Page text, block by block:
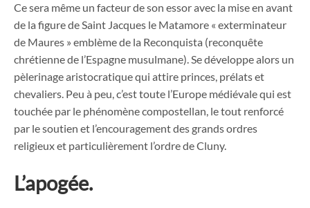
Ce sera même un facteur de son essor avec la mise en avant
de la figure de Saint Jacques le Matamore « exterminateur
de Maures » emblème de la Reconquista (reconquête
chrétienne de l’Espagne musulmane). Se développe alors un
pèlerinage aristocratique qui attire princes, prélats et
chevaliers. Peu à peu, c’est toute l’Europe médiévale qui est
touchée par le phénomène compostellan, le tout renforcé
par le soutien et l’encouragement des grands ordres
religieux et particulièrement l’ordre de Cluny.
L’apogée.